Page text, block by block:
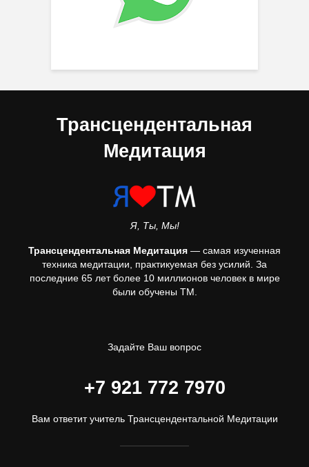
Трансцендентальная
Медитация
Я, Ты, Мы!
Трансцендентальная Медитация — самая изученная
техника медитации, практикуемая без усилий. За
последние 65 лет более 10 миллионов человек в мире
были обучены ТМ.
Задайте Ваш вопрос
+7 921 772 7970
Вам ответит учитель Трансцендентальной Медитации